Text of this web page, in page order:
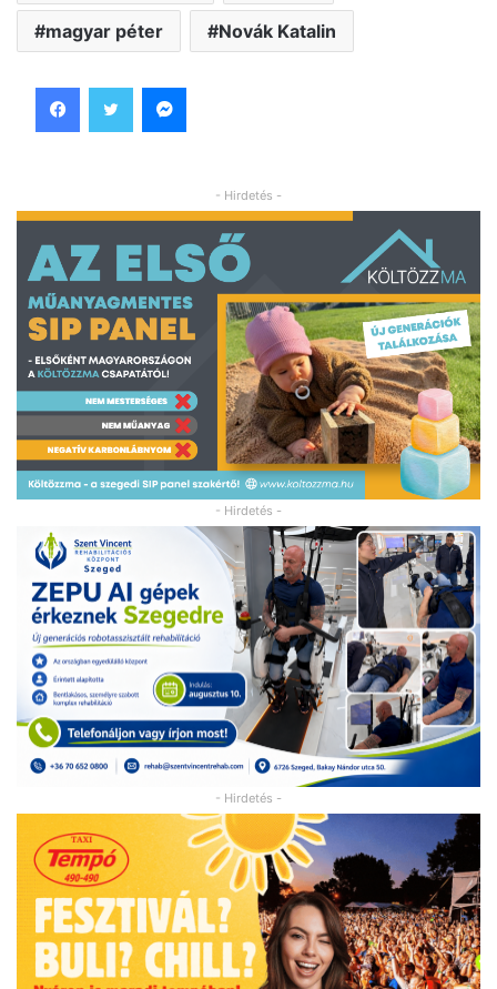
magyar péter Novák Katalin
- Hirdetés -
- Hirdetés -
- Hirdetés -